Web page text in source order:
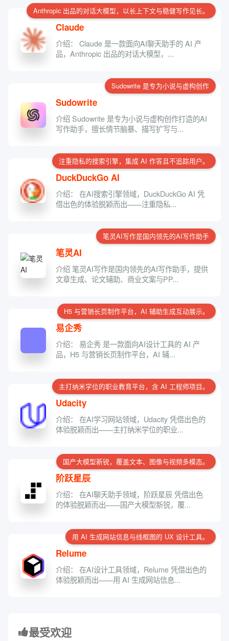
Anthropic 出品的对话大模型，以长上下文与稳健写作见长。
Claude
介绍： Claude 是一款面向AI聊天助手的 AI 产
品，Anthropic 出品的对话大模型，...
Sudowrite 是专为小说与虚构创作
Sudowrite
介绍 Sudowrite 是专为小说与虚构创作打造的AI
写作助手，擅长情节脑暴、描写扩写与...
注重隐私的搜索引擎，集成 AI 作答且不追踪用户。
DuckDuckGo AI
介绍： 在AI搜索引擎领域，DuckDuckGo AI 凭
借出色的体验脱颖而出——注重隐私...
笔灵AI写作是国内领先的AI写作助手
笔灵AI
介绍 笔灵AI写作是国内领先的AI写作助手，提供
文章生成、论文辅助、商业文案与PP...
H5 与营销长页制作平台，AI 辅助生成互动展示。
易企秀
介绍： 易企秀 是一款面向AI设计工具的 AI 产
品，H5 与营销长页制作平台，AI 辅...
主打纳米学位的职业教育平台，含 AI 工程师项目。
Udacity
介绍： 在AI学习网站领域，Udacity 凭借出色的
体验脱颖而出——主打纳米学位的职业...
国产大模型新锐，覆盖文本、图像与视频多模态。
阶跃星辰
介绍： 在AI聊天助手领域，阶跃星辰 凭借出色
的体验脱颖而出——国产大模型新锐，覆...
用 AI 生成网站信息与线框图的 UX 设计工具。
Relume
介绍： 在AI设计工具领域，Relume 凭借出色的
体验脱颖而出——用 AI 生成网站信息...
最受欢迎